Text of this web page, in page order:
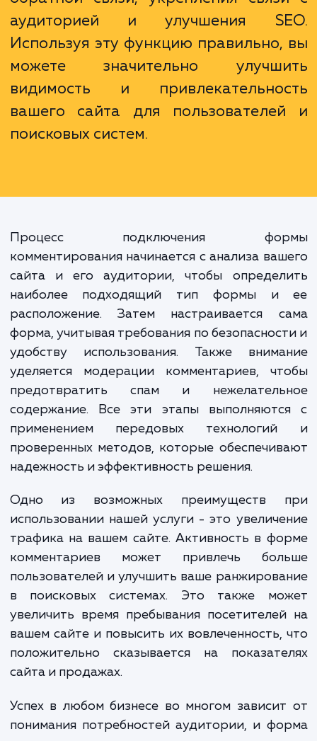
Важность формы комментариев
вашем сайте не
возможностью для
выразить свое мнение. Это
важный инструмент для
можете значительно
видимость и
вашего сайта для
поисковых систем.
Процесс подключения
комментирования начинается с анализа
сайта и его аудитории, чтобы
наиболее подходящий тип формы
расположение. Затем настраивается
форма, учитывая требования по
удобству использования. Также
уделяется модерации комментариев,
предотвратить спам и
содержание. Все эти этапы
применением передовых
надежность и эффективность решения.
Одно из возможных преимуществ